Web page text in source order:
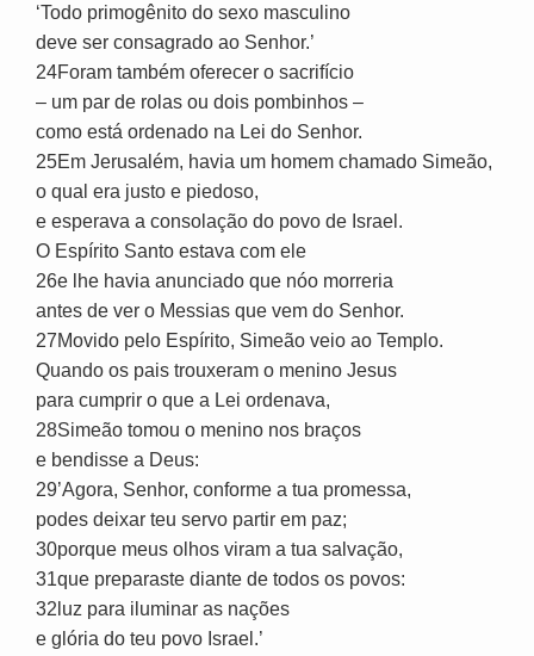
‘Todo primogênito do sexo masculino
deve ser consagrado ao Senhor.’
24Foram também oferecer o sacrifício
– um par de rolas ou dois pombinhos –
como está ordenado na Lei do Senhor.
25Em Jerusalém, havia um homem chamado Simeão,
o qual era justo e piedoso,
e esperava a consolação do povo de Israel.
O Espírito Santo estava com ele
26e lhe havia anunciado que nóo morreria
antes de ver o Messias que vem do Senhor.
27Movido pelo Espírito, Simeão veio ao Templo.
Quando os pais trouxeram o menino Jesus
para cumprir o que a Lei ordenava,
28Simeão tomou o menino nos braços
e bendisse a Deus:
29’Agora, Senhor, conforme a tua promessa,
podes deixar teu servo partir em paz;
30porque meus olhos viram a tua salvação,
31que preparaste diante de todos os povos:
32luz para iluminar as nações
e glória do teu povo Israel.’